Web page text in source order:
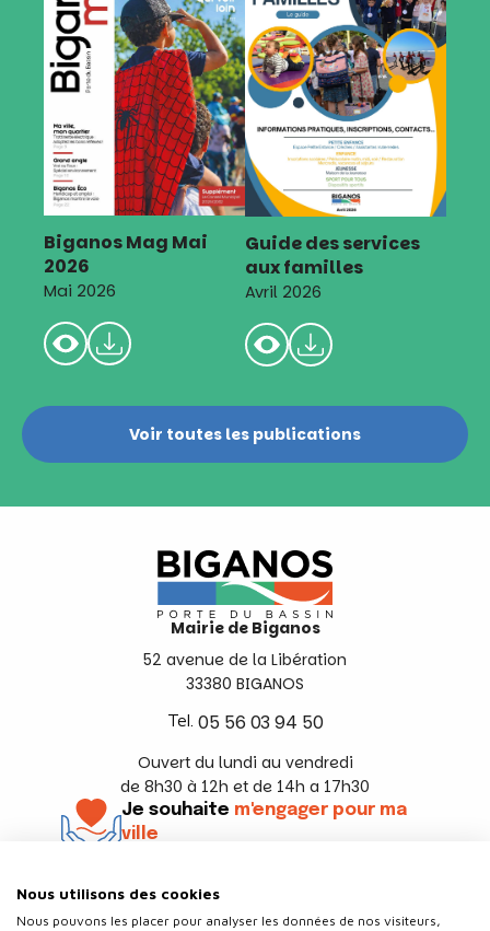
Biganos Mag Mai
2026
Mai 2026
Guide des services
aux familles
Avril 2026
Voir toutes les publications
Mairie de Biganos
52 avenue de la Libération
33380 BIGANOS
Tel. 05 56 03 94 50
Ouvert du lundi au vendredi
de 8h30 à 12h et de 14h a 17h30
Je souhaite m'engager pour ma
ville
Nous utilisons des cookies
Nous pouvons les placer pour analyser les données de nos visiteurs,